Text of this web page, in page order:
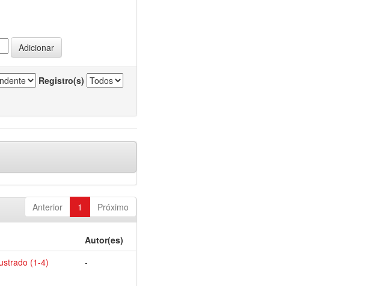
Registro(s)
Anterior 1 Próximo
Autor(es)
(1-4) -